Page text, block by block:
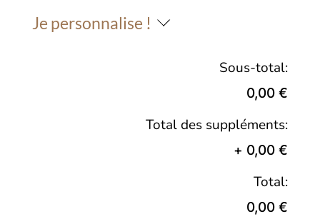
Je personnalise !
Sous-total:
0,00 €
Total des suppléments:
+ 0,00 €
Total:
0,00 €